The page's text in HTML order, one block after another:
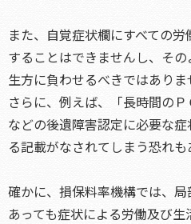
また、自覚症状欄にすべての
することはできませんし、そ
生方に負わせるべきではありま
さらに、例えば、「長時間のＰ
などの後遺障害認定に必要な
る記載がなされてしまう恐れも
確かに、損保料率機構では、
あっても症状による労働及び